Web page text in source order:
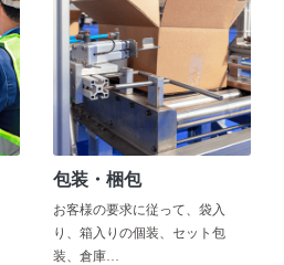
包装・梱包
お客様の要求に従って、袋入
り、箱入りの個装、セット包
装、倉庫…